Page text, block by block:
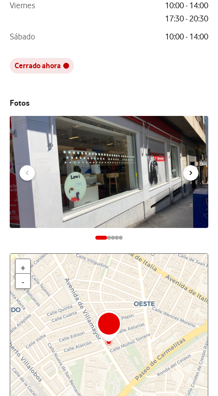
Viernes
10:00 - 14:00
17:30 - 20:30
Sábado
10:00 - 14:00
Cerrado ahora
Fotos
+
-